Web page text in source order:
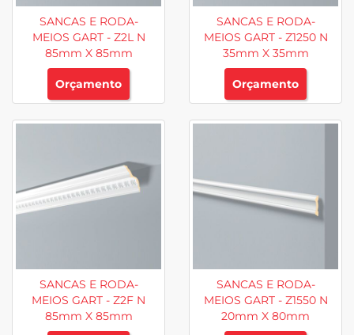
SANCAS E RODA-
MEIOS GART - Z2L N
85mm X 85mm
Orçamento
SANCAS E RODA-
MEIOS GART - Z1250 N
35mm X 35mm
Orçamento
SANCAS E RODA-
MEIOS GART - Z2F N
85mm X 85mm
SANCAS E RODA-
MEIOS GART - Z1550 N
20mm X 80mm